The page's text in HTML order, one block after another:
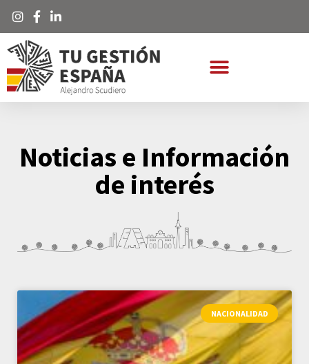
Noticias e Información
de interés
NACIONALIDAD